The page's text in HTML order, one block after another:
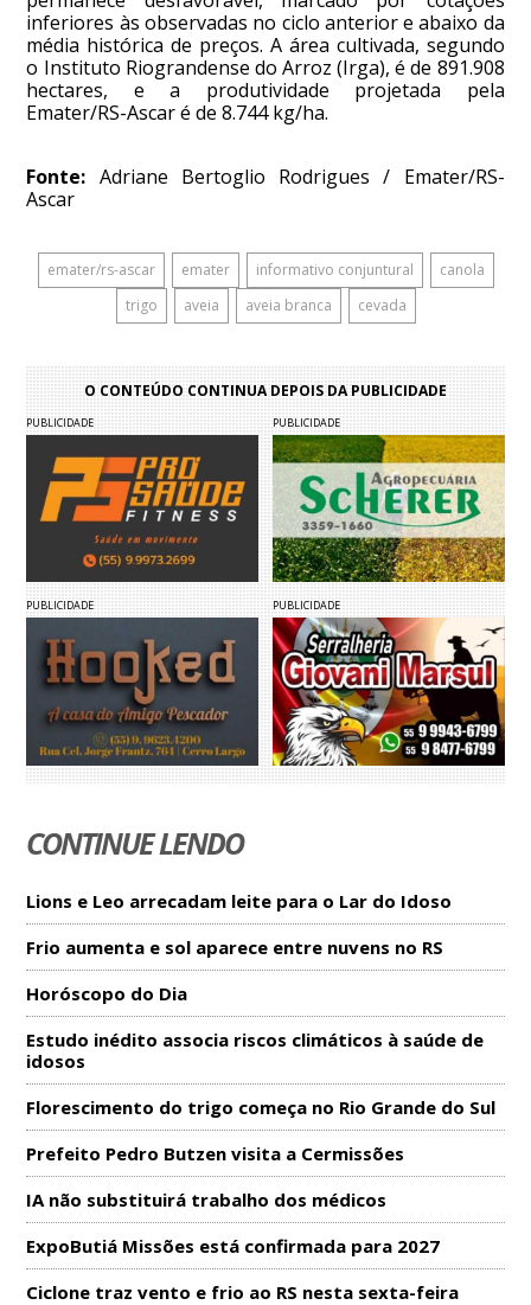
inferiores às observadas no ciclo anterior e abaixo da
média histórica de preços. A área cultivada, segundo
o Instituto Riograndense do Arroz (Irga), é de 891.908
hectares, e a produtividade projetada pela
Emater/RS-Ascar é de 8.744 kg/ha.
Fonte: Adriane Bertoglio Rodrigues / Emater/RS-
Ascar
emater/rs-ascar emater informativo conjuntural
canola
trigo
aveia aveia branca cevada
O CONTEÚDO CONTINUA DEPOIS DA PUBLICIDADE
PUBLICIDADE PUBLICIDADE
PUBLICIDADE PUBLICIDADE
CONTINUE LENDO
Lions e Leo arrecadam leite para o Lar do Idoso
Frio aumenta e sol aparece entre nuvens no RS
Horóscopo do Dia
Estudo inédito associa riscos climáticos à saúde de
idosos
Florescimento do trigo começa no Rio Grande do Sul
Prefeito Pedro Butzen visita a Cermissões
IA não substituirá trabalho dos médicos
ExpoButiá Missões está confirmada para 2027
Ciclone traz vento e frio ao RS nesta sexta-feira